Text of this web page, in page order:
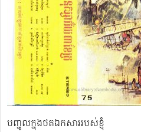
បញ្ចូលក្នុងថតឯកសាររបស់ខ្ញុំ